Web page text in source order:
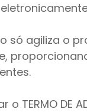
só agiliza o
o TERMO DE